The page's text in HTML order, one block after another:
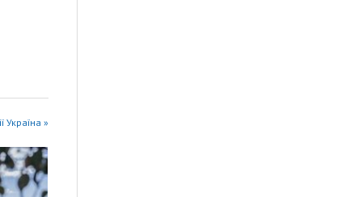
Україна »